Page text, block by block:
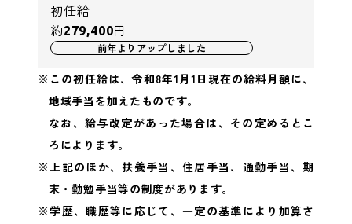
初任給
約279,400円
前年よりアップしました
※この初任給は、令和8年1月1日現在の給料月額に、
地域手当を加えたものです。
なお、給与改定があった場合は、その定めるとこ
ろによります。
※上記のほか、扶養手当、住居手当、通勤手当、期
末・勤勉手当等の制度があります。
※学歴、職歴等に応じて、一定の基準により加算さ